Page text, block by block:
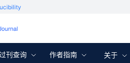
刊查询 作者指南 关于